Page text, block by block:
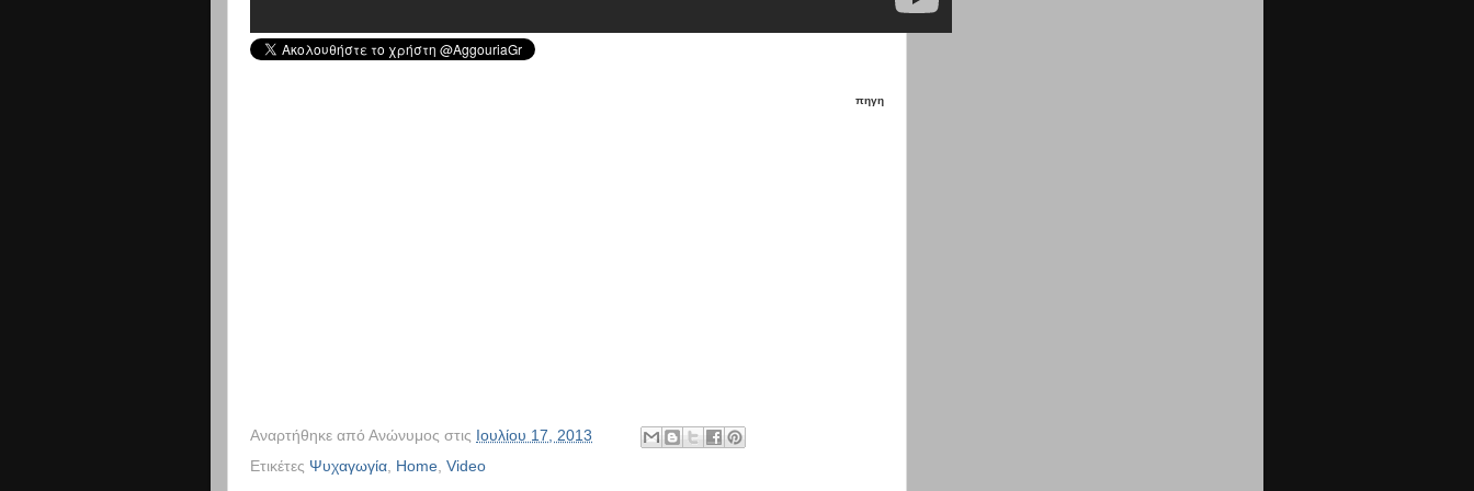
πηγη
Αναρτήθηκε από Ανώνυμος στις Ιουλίου 17, 2013
Ετικέτες Ψυχαγωγία Home Video